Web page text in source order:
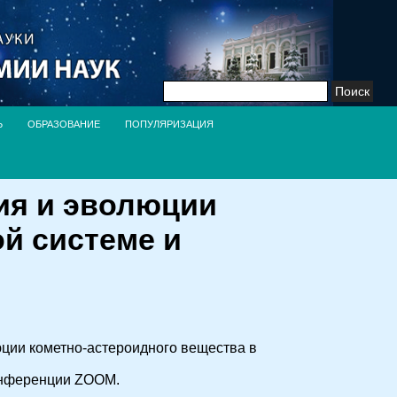
Найти:
ОБРАЗОВАНИЕ ПОПУЛЯРИЗАЦИЯ
и эволюции
системе и
кометно-астероидного вещества в
ZOOM.